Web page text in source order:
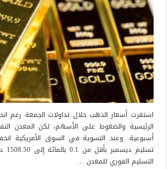
استقرت أسعار الذهب خلال تداولات الجمعة رغم
الرئيسية والضغوط على الأسهم، لكن المعدن
أسبوعية. وعند التسوية في السوق الأمريكية
التسليم الفوري للمعدن …